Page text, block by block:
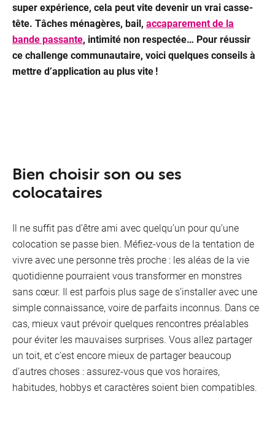
Packs
super expérience, cela peut vite devenir un vrai casse-
tête. Tâches ménagères, bail, accaparement de la
bande passante, intimité non respectée… Pour réussir
ce challenge communautaire, voici quelques conseils à
mettre d’application au plus vite !
Bien choisir son ou ses
colocataires
Il ne suffit pas d’être ami avec quelqu’un pour qu’une
colocation se passe bien. Méfiez-vous de la tentation de
vivre avec une personne très proche : les aléas de la vie
quotidienne pourraient vous transformer en monstres
sans cœur. Il est parfois plus sage de s’installer avec une
simple connaissance, voire de parfaits inconnus. Dans ce
cas, mieux vaut prévoir quelques rencontres préalables
pour éviter les mauvaises surprises. Vous allez partager
un toit, et c’est encore mieux de partager beaucoup
d’autres choses : assurez-vous que vos horaires,
habitudes, hobbys et caractères soient bien compatibles.